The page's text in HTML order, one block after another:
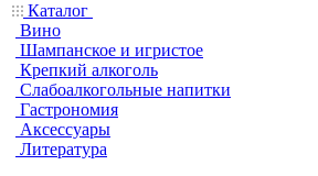
Каталог
Вино
Шампанское и игристое
Крепкий алкоголь
Слабоалкогольные напитки
Гастрономия
Аксессуары
Литература